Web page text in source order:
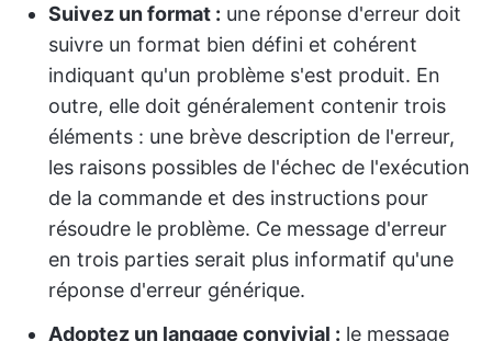
Suivez un format : une réponse d'erreur doit
suivre un format bien défini et cohérent
indiquant qu'un problème s'est produit. En
outre, elle doit généralement contenir trois
éléments : une brève description de l'erreur,
les raisons possibles de l'échec de l'exécution
de la commande et des instructions pour
résoudre le problème. Ce message d'erreur
en trois parties serait plus informatif qu'une
réponse d'erreur générique.
Adoptez un langage convivial : le message